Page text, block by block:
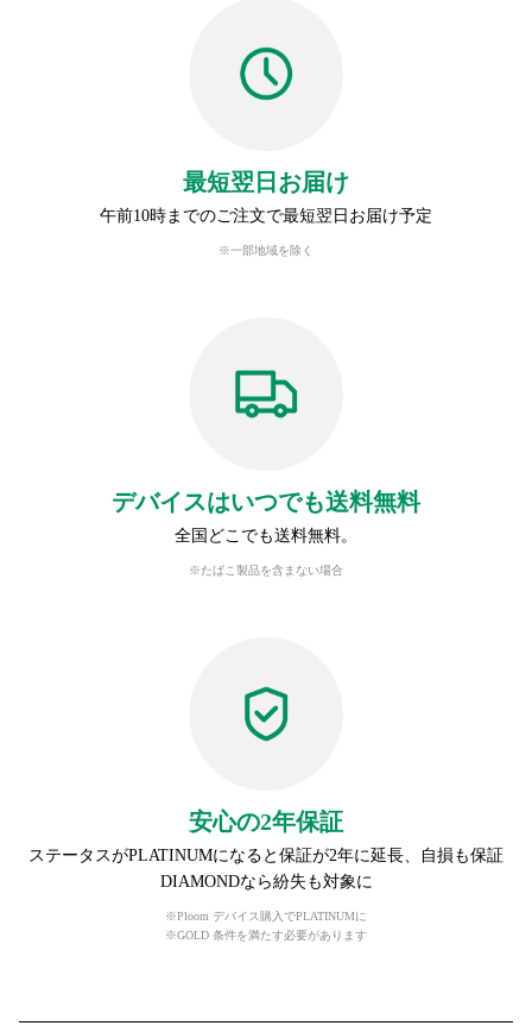
最短翌日お届け
午前10時までのご注文で最短翌日お届け予定
※一部地域を除く
デバイスはいつでも送料無料
全国どこでも送料無料。
※たばこ製品を含まない場合
安心の2年保証
ステータスがPLATINUMになると保証が2年に延長、自損も保証
DIAMONDなら紛失も対象に
※Ploom デバイス購入でPLATINUMに
※GOLD 条件を満たす必要があります